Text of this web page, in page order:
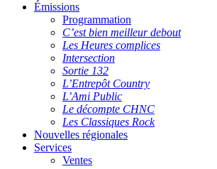
Émissions
Programmation
C’est bien meilleur debout
Les Heures complices
Intersection
Sortie 132
L’Entrepôt Country
L’Ami Public
Le décompte CHNC
Les Classiques Rock
Nouvelles régionales
Services
Ventes